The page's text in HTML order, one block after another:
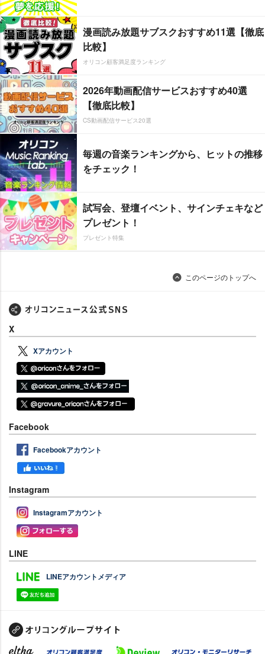
漫画読み放題サブスクおすすめ11選【徹底
比較】
オリコン顧客満足度ランキング
2026年動画配信サービスおすすめ40選
【徹底比較】
CS動画配信サービス20選
毎週の音楽ランキングから、ヒットの推移
をチェック！
試写会、登壇イベント、サインチェキなど
プレゼント！
プレゼント特集
このページのトップへ
X
Xアカウント
Facebook
Facebookアカウント
Instagram
Instagramアカウント
LINE
LINEアカウントメディア